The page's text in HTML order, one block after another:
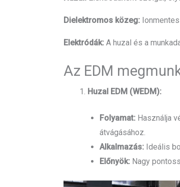
Dielektromos közeg:
Elektródák:A huzal és a
Az EDM
Huzal EDM (WEDM):
Folyamat:Használja
átvágásához.
Alkalmazás: Ideális
Előnyök: Nagy